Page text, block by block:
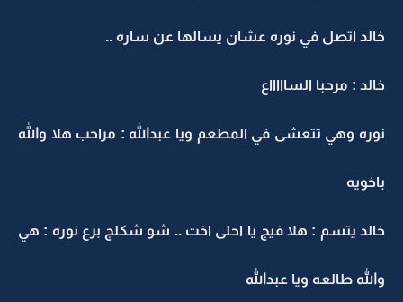
خالد اتصل في نوره عشان يسالها عن ساره ..
خالد : مرحبا الساااااع
نوره وهي تتعشى في المطعم ويا عبدالله : مراحب هلا والله
باخويه
خالد يتسم : هلا فيج يا احلى اخت .. شو شكلج برع نوره : هي
والله طالعه ويا عبدالله